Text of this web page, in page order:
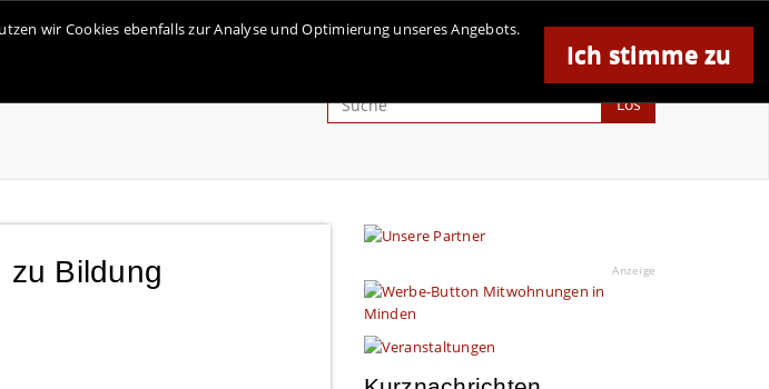
Ich stimme zu
wir Cookies ebenfalls zur Analyse und Optimierung unseres Angebots.
Anzeige
Los
zu Bildung
Anzeige